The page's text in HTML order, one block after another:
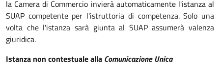
la Camera di Commercio invierà automaticamente l'istanza al
SUAP competente per l'istruttoria di competenza. Solo una
volta che l'istanza sarà giunta al SUAP assumerà valenza
giuridica.
Istanza non contestuale alla Comunicazione Unica